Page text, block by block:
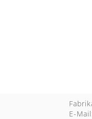
E-